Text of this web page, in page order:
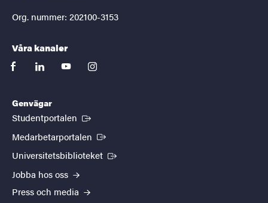
Org. nummer: 202100-3153
Våra kanaler
facebooklinkedinyoutubeinstagram
Genvägar
Studentportalen (Extern länk)
Medarbetarportalen (Extern länk)
Universitetsbiblioteket (Extern länk)
Jobba hos oss
Press och media